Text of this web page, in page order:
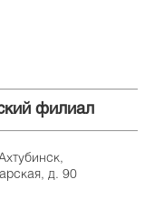
филиал
д. 90